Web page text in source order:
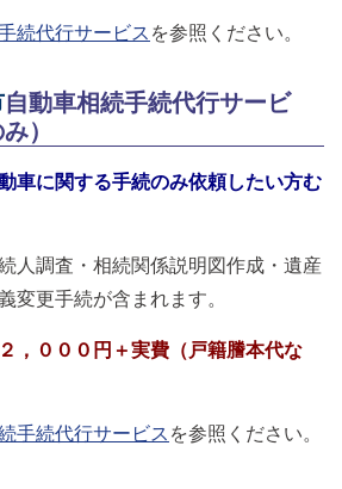
続代行サービス を参照ください。
自動車相続手続代行サービ
）
車に関する手続のみ依頼したい方む
人調査・相続関係説明図作成・遺産
変更手続が含まれます。
，０００円＋実費（戸籍謄本代な
手続代行サービス を参照ください。